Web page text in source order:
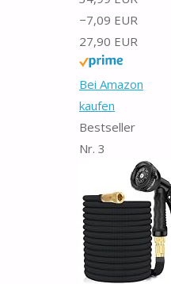
−7,09 EUR
27,90 EUR
Bei Amazon
kaufen
Bestseller
Nr. 3